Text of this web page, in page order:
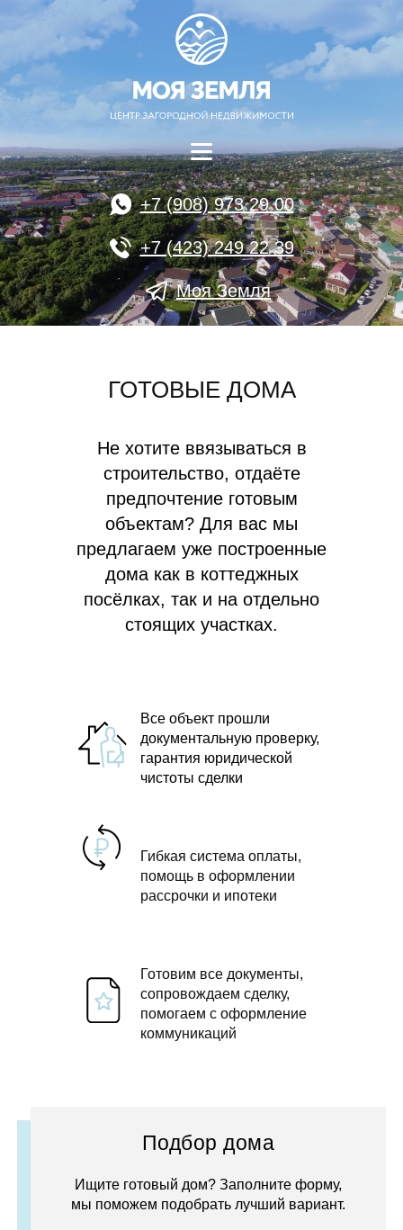
+7 (908) 973 29 00
+7 (423) 249 22 39
Моя Земля
ГОТОВЫЕ ДОМА
Не хотите ввязываться в
строительство, отдаёте
предпочтение готовым
объектам? Для вас мы
предлагаем уже построенные
дома как в коттеджных
посёлках, так и на отдельно
стоящих участках.
Все объект прошли
документальную проверку,
гарантия юридической
чистоты сделки
Гибкая система оплаты,
помощь в оформлении
рассрочки и ипотеки
Готовим все документы,
сопровождаем сделку,
помогаем с оформление
коммуникаций
Подбор дома
Ищите готовый дом? Заполните форму,
мы поможем подобрать лучший вариант.